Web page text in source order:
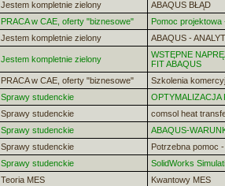
Jestem kompletnie zielony
ABAQUS BŁĄD
PRACA w CAE, oferty "biznesowe"
Pomoc projektowa
Jestem kompletnie zielony
ABAQUS -
Jestem kompletnie zielony
WSTĘPNE
FIT ABAQUS
PRACA w CAE, oferty "biznesowe"
Szkolenia
Sprawy studenckie
OPTYMALIZACJA
Sprawy studenckie
comsol heat
Sprawy studenckie
ABAQUS-
Sprawy studenckie
Potrzebna pomoc
Sprawy studenckie
SolidWorks
Teoria MES
Kwantowy MES